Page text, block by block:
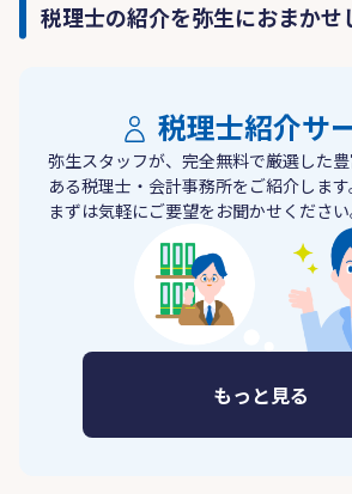
税理士の紹介を弥生におまかせ
税理士紹介サ
弥生スタッフが、完全無料で厳選した
ある税理士・会計事務所をご紹介します
まずは気軽にご要望をお聞かせください
もっと見る